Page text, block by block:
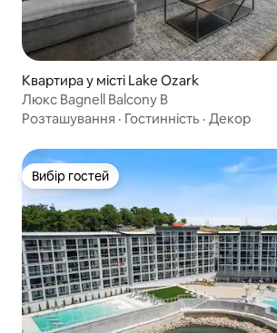
Квартира у місті Lake Ozark
Люкс Bagnell Balcony B
Розташування · Гостинність · Декор
Вибір гостей
Вибір гостей